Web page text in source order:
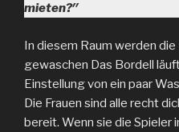
mieten?″
In diesem Raum werden
gewaschen Das Bordell
Einstellung von ein paar
Die Frauen sind alle recht
bereit. Wenn sie die Spieler